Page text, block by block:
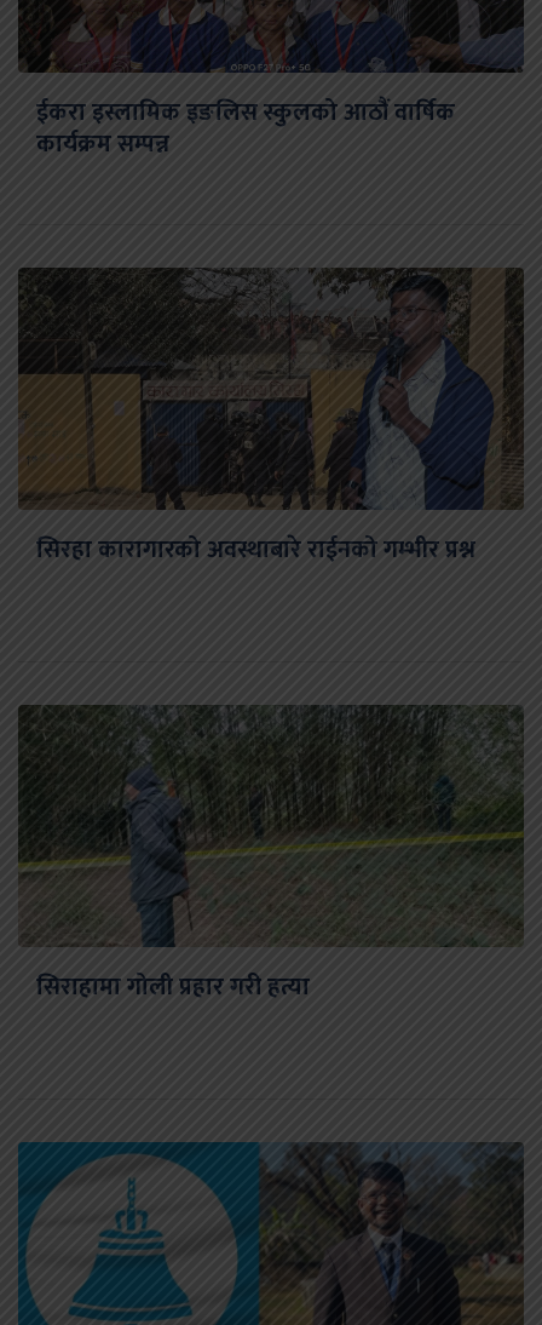
ईकरा इस्लामिक इङलिस स्कुलको आठौं वार्षिक
कार्यक्रम सम्पन्न
सिरहा कारागारको अवस्थाबारे राईनको गम्भीर प्रश्न
सिराहामा गोली प्रहार गरी हत्या